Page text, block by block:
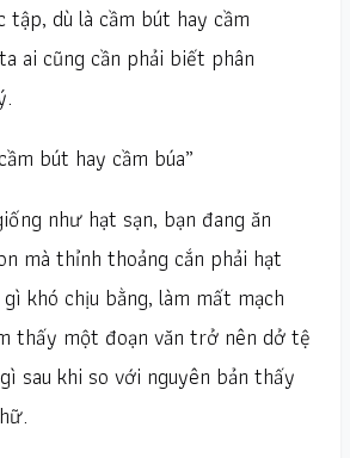
tập, dù là cầm bút hay cầm
ai cũng cần phải biết phân
bút hay cầm búa”
như hạt sạn, bạn đang ăn
mà thỉnh thoảng cắn phải hạt
khó chịu bằng, làm mất mạch
thấy một đoạn văn trở nên dở tệ
sau khi so với nguyên bản thấy